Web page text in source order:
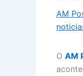
AM
O AM